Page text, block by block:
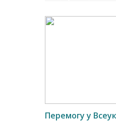
Перемогу у